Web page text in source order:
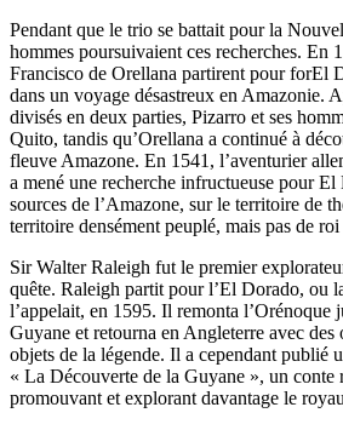
Pendant que le trio se battait pour la
hommes poursuivaient ces recherches. En
Francisco de Orellana partirent pour forEl
dans un voyage désastreux en Amazonie.
divisés en deux parties, Pizarro et ses
Quito, tandis qu’Orellana a continué à
fleuve Amazone. En 1541, l’aventurier
a mené une recherche infructueuse pour
sources de l’Amazone, sur le territoire de
territoire densément peuplé, mais pas de roi
Sir Walter Raleigh fut le premier
quête. Raleigh partit pour l’El Dorado, ou
l’appelait, en 1595. Il remonta l’Orénoque
Guyane et retourna en Angleterre avec des
objets de la légende. Il a cependant publié
« La Découverte de la Guyane », un conte
promouvant et explorant davantage le